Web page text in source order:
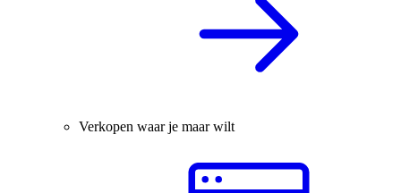
Verkopen waar je maar wilt